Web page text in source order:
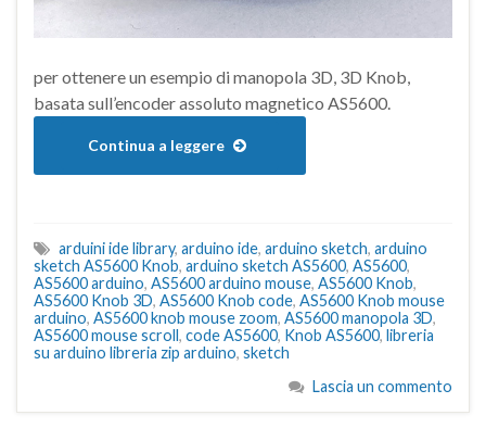
per ottenere un esempio di manopola 3D, 3D Knob,
basata sull’encoder assoluto magnetico AS5600.
Continua a leggere
arduini ide library, arduino ide, arduino sketch, arduino
sketch AS5600 Knob, arduino sketch AS5600, AS5600,
AS5600 arduino, AS5600 arduino mouse, AS5600 Knob,
AS5600 Knob 3D, AS5600 Knob code, AS5600 Knob mouse
arduino, AS5600 knob mouse zoom, AS5600 manopola 3D,
AS5600 mouse scroll, code AS5600, Knob AS5600, libreria
su arduino libreria zip arduino, sketch
Lascia un commento